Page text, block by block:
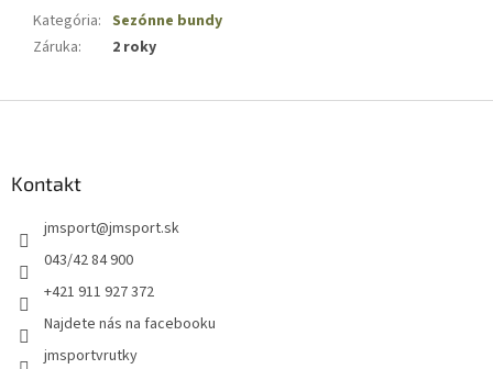
Kategória: Sezónne bundy
Záruka: 2 roky
Kontakt
jmsport@jmsport.sk
043/42 84 900
+421 911 927 372
Najdete nás na facebooku
jmsportvrutky